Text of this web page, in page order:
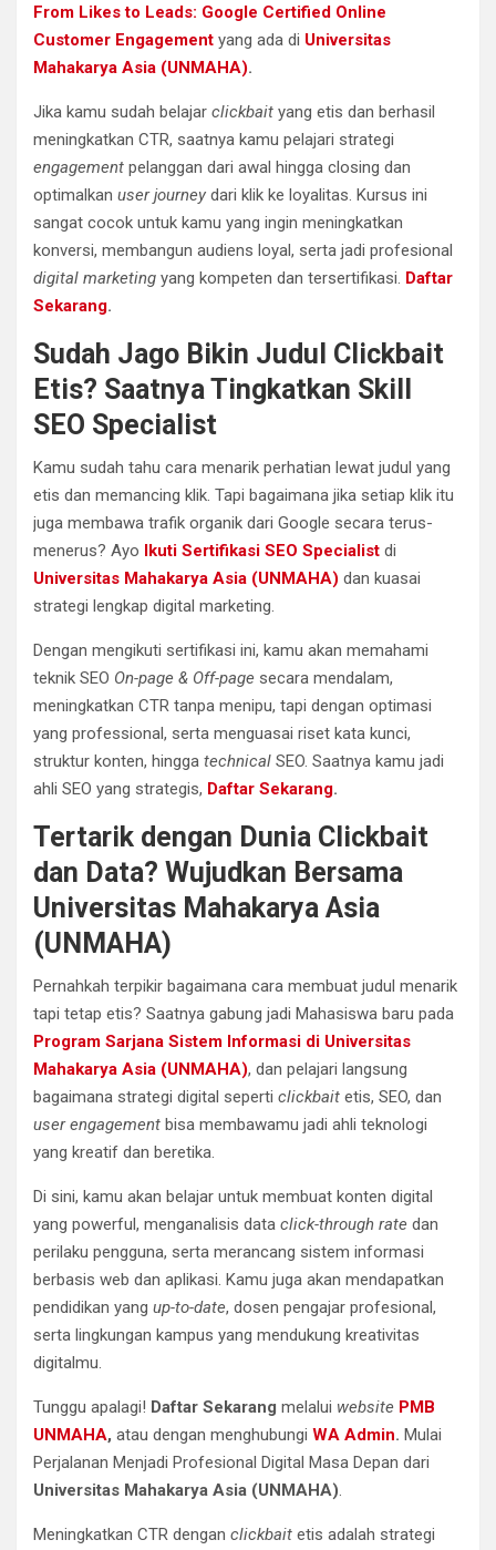
From Likes to Leads: Google Certified Online
Customer Engagement yang ada di Universitas
Mahakarya Asia (UNMAHA).
Jika kamu sudah belajar clickbait yang etis dan berhasil
meningkatkan CTR, saatnya kamu pelajari strategi
engagement pelanggan dari awal hingga closing dan
optimalkan user journey dari klik ke loyalitas. Kursus ini
sangat cocok untuk kamu yang ingin meningkatkan
konversi, membangun audiens loyal, serta jadi profesional
digital marketing yang kompeten dan tersertifikasi. Daftar
Sekarang.
Sudah Jago Bikin Judul Clickbait
Etis? Saatnya Tingkatkan Skill
SEO Specialist
Kamu sudah tahu cara menarik perhatian lewat judul yang
etis dan memancing klik. Tapi bagaimana jika setiap klik itu
juga membawa trafik organik dari Google secara terus-
menerus? Ayo Ikuti Sertifikasi SEO Specialist di
Universitas Mahakarya Asia (UNMAHA) dan kuasai
strategi lengkap digital marketing.
Dengan mengikuti sertifikasi ini, kamu akan memahami
teknik SEO On-page & Off-page secara mendalam,
meningkatkan CTR tanpa menipu, tapi dengan optimasi
yang professional, serta menguasai riset kata kunci,
struktur konten, hingga technical SEO. Saatnya kamu jadi
ahli SEO yang strategis, Daftar Sekarang.
Tertarik dengan Dunia Clickbait
dan Data? Wujudkan Bersama
Universitas Mahakarya Asia
(UNMAHA)
Pernahkah terpikir bagaimana cara membuat judul menarik
tapi tetap etis? Saatnya gabung jadi Mahasiswa baru pada
Program Sarjana Sistem Informasi di Universitas
Mahakarya Asia (UNMAHA), dan pelajari langsung
bagaimana strategi digital seperti clickbait etis, SEO, dan
user engagement bisa membawamu jadi ahli teknologi
yang kreatif dan beretika.
Di sini, kamu akan belajar untuk membuat konten digital
yang powerful, menganalisis data click-through rate dan
perilaku pengguna, serta merancang sistem informasi
berbasis web dan aplikasi. Kamu juga akan mendapatkan
pendidikan yang up-to-date, dosen pengajar profesional,
serta lingkungan kampus yang mendukung kreativitas
digitalmu.
Tunggu apalagi! Daftar Sekarang melalui website PMB
UNMAHA, atau dengan menghubungi WA Admin. Mulai
Perjalanan Menjadi Profesional Digital Masa Depan dari
Universitas Mahakarya Asia (UNMAHA).
Meningkatkan CTR dengan clickbait etis adalah strategi